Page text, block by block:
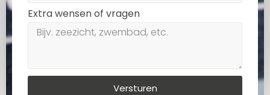
Extra wensen of vragen
Versturen